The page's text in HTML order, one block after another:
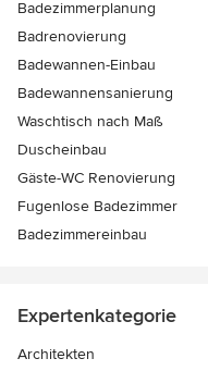
Badezimmerplanung
Badrenovierung
Badewannen-Einbau
Badewannensanierung
Waschtisch nach Maß
Duscheinbau
Gäste-WC Renovierung
Fugenlose Badezimmer
Badezimmereinbau
Expertenkategorie
Architekten